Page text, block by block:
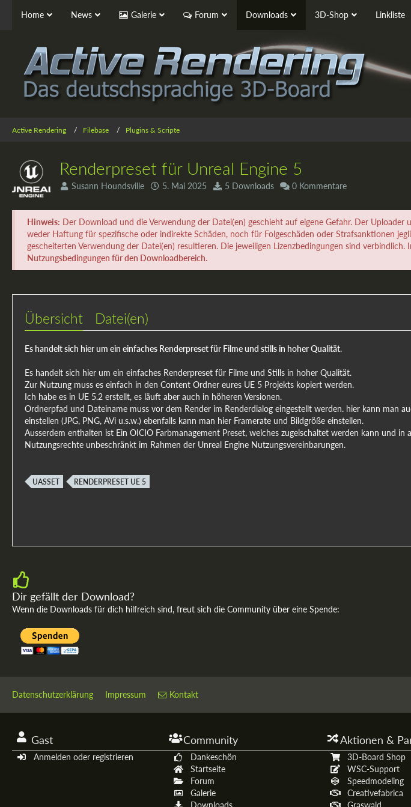
Home News Galerie Forum Downloads 3D-Shop Linkliste
Active Rendering Filebase Plugins & Scripte
Renderpreset für Unreal Engine 5
Susann Houndsville 5. Mai 2025 5 Downloads 0 Kommentare
Hinweis: Der Download und die Verwendung der Datei(en) geschieht auf eigene Gefahr. Der Uploader
weder Haftung für spezifische oder indirekte Schäden, noch für Folgeschäden oder Strafsanktionen
gescheiterten Verwendung der Datei(en) resultieren. Die jeweiligen Lizenzbedingungen sind verbindlich.
Nutzungsbedingungen für den Downloadbereich.
Übersicht Datei(en)
Es handelt sich hier um ein einfaches Renderpreset für Filme und stills in hoher Qualität.
Es handelt sich hier um ein einfaches Renderpreset für Filme und Stills in hoher Qualität.
Zur Nutzung muss es einfach in den Content Ordner eures UE 5 Projekts kopiert werden.
Ich habe es in UE 5.2 erstellt, es läuft aber auch in höheren Versionen.
Ordnerpfad und Dateiname muss vor dem Render im Renderdialog eingestellt werden. hier kann man
einstellen (JPG, PNG, AVi u.s.w.) ebenfalls kann man hier Framerate und Bildgröße einstellen.
Ausserdem enthalten ist Ein OICIO Farbmanagement Preset, welches zugelschaltet werden kann und
Nutzungsrechte unbeschränkt im Rahmen der Unreal Engine Nutzungsvereinbarungen.
UASSET RENDERPRESET UE 5
Dir gefällt der Download?
Wenn die Downloads für dich hilfreich sind, freut sich die Community über eine Spende:
Datenschutzerklärung Impressum Kontakt
Gast
Anmelden oder registrieren
Community
Dankeschön
Startseite
Forum
Galerie
Downloads
Aktionen &
3D-Board Shop
WSC-Support
Speedmodeling
Creativefabrica
Graswald